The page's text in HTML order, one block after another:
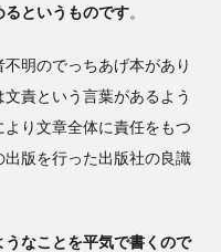
るというものです。
不明のでっちあげ本があり
責という言葉があるよう
り文章全体に責任をもつ
版を行った出版社の良識
なことを平気で書くので